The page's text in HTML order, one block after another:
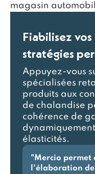
Fiabilisez
stratégies
Appuyez-vous
spécialisées
produits aux
de chalandise
cohérence de
élasticités.
"Mercio permet
l'élaboration